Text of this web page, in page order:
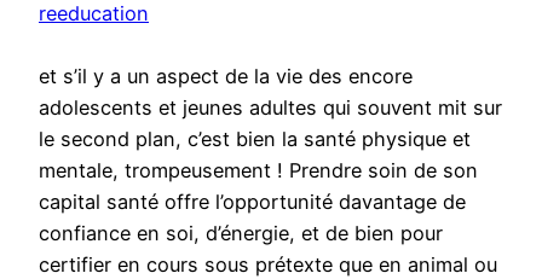
reeducation
et s’il y a un aspect de la vie des encore
adolescents et jeunes adultes qui souvent mit sur
le second plan, c’est bien la santé physique et
mentale, trompeusement ! Prendre soin de son
capital santé offre l’opportunité davantage de
confiance en soi, d’énergie, et de bien pour
certifier en cours sous prétexte que en animal ou